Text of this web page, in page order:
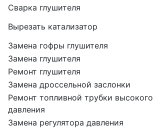
Сварка глушителя
Вырезать катализатор
Замена гофры глушителя
Замена глушителя
Ремонт глушителя
Замена дроссельной заслонки
Ремонт топливной трубки высокого
давления
Замена регулятора давления